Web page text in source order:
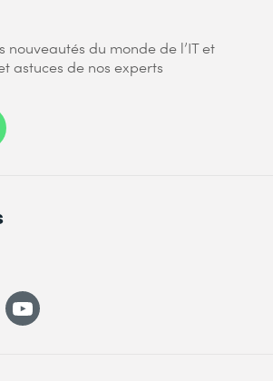
nouveautés du monde de l’IT et
astuces de nos experts